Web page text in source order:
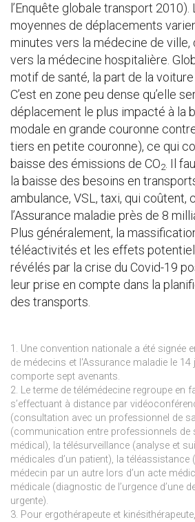
l’Enquête globale transport 2010).
moyennes de déplacements
minutes vers la médecine de ville,
vers la médecine hospitalière.
motif de santé, la part de la
C’est en zone peu dense qu’elle
déplacement le plus impacté à la
modale en grande couronne
tiers en petite couronne), ce qui
baisse des émissions de CO2 . Il
la baisse des besoins en
ambulance, VSL, taxi, qui coûtent,
l’Assurance maladie près de 8
Plus généralement, la
téléactivités et les effets
révélés par la crise du Covid-19
leur prise en compte dans la
des transports.
1. Une convention nationale a été signée
de médecins et l'Assurance maladie le 14
comporte sept avenants.
2. Le terme de télémédecine regroupe en
s’effectuant à distance par
(consultation avec un professionnel de
(communication entre professionnels de
médical), la télésurveillance (analyse et
médicales d’un patient), la téléassistance
médecin par un autre lors d’un acte
médicale (diagnostic de l’urgence d’une
urgente).
3. Pour ergothérapeute et